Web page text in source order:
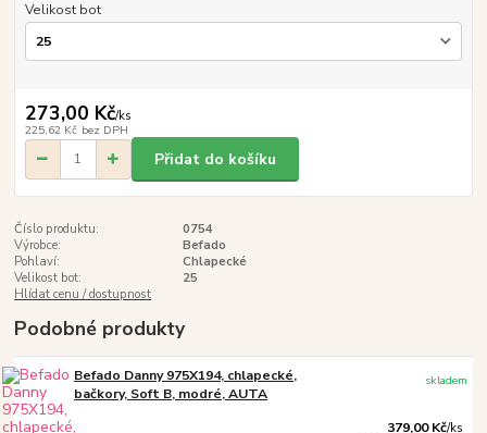
Velikost bot
273,00 Kč/ks
225,62 Kč bez DPH
Přidat do košíku
Číslo produktu:
0754
Výrobce:
Befado
Pohlaví:
Chlapecké
Velikost bot:
25
Hlídat cenu / dostupnost
Podobné produkty
Befado Danny 975X194, chlapecké,
bačkory, Soft B, modré, AUTA
379,00 Kč/ks
skladem